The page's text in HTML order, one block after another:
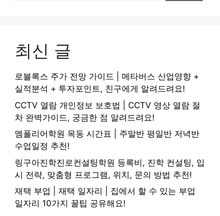
최신 글
로블록스 주가 전망 가이드 | 메타버스 산업영향 +
실적분석 + 투자포인트, 친구에게 알려드려요!
CCTV 열람 개인정보 보호법 | CCTV 영상 열람 절
차 완벽가이드, 궁금한 점 알려드려요!
엠폴리어학원 목동 시간표 | 주말반 평일반 저녁반
수업일정 추천!
링구아진학진로컨설팅학원 등록비, 진학 컨설팅, 입
시 전략, 맞춤형 프로그램, 위치, 문의 방법 추천!
재택 부업 | 재택 일자리 | 집에서 할 수 있는 부업
일자리 10가지 꿀팁 공유해요!